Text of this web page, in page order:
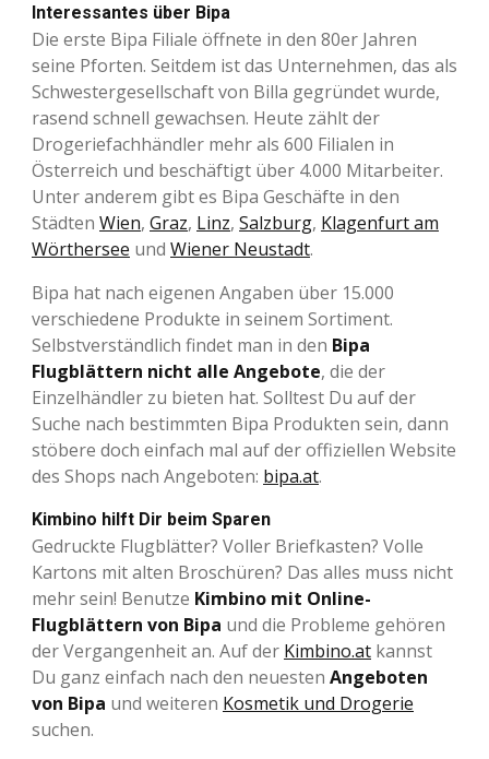
Interessantes über Bipa
Die erste Bipa Filiale öffnete in den 80er Jahren
seine Pforten. Seitdem ist das Unternehmen, das als
Schwestergesellschaft von Billa gegründet wurde,
rasend schnell gewachsen. Heute zählt der
Drogeriefachhändler mehr als 600 Filialen in
Österreich und beschäftigt über 4.000 Mitarbeiter.
Unter anderem gibt es Bipa Geschäfte in den
Städten Wien, Graz, Linz, Salzburg, Klagenfurt am
Wörthersee und Wiener Neustadt.
Bipa hat nach eigenen Angaben über 15.000
verschiedene Produkte in seinem Sortiment.
Selbstverständlich findet man in den Bipa
Flugblättern nicht alle Angebote, die der
Einzelhändler zu bieten hat. Solltest Du auf der
Suche nach bestimmten Bipa Produkten sein, dann
stöbere doch einfach mal auf der offiziellen Website
des Shops nach Angeboten: bipa.at.
Kimbino hilft Dir beim Sparen
Gedruckte Flugblätter? Voller Briefkasten? Volle
Kartons mit alten Broschüren? Das alles muss nicht
mehr sein! Benutze Kimbino mit Online-
Flugblättern von Bipa und die Probleme gehören
der Vergangenheit an. Auf der Kimbino.at kannst
Du ganz einfach nach den neuesten Angeboten
von Bipa und weiteren Kosmetik und Drogerie
suchen.